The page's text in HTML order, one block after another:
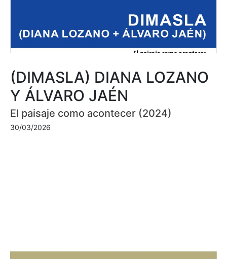
(DIMASLA) DIANA LOZANO
Y ÁLVARO JAÉN
El paisaje como acontecer (2024)
30/03/2026